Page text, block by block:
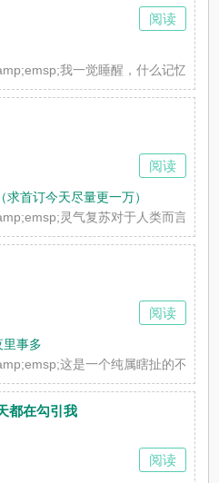
我一觉睡醒，什么记忆也
阅读
求首订今天尽量更一万）
灵气复苏对于人类而言，
阅读
里事多
这是一个纯属瞎扯的不正经
阅读
都在勾引我
阅读